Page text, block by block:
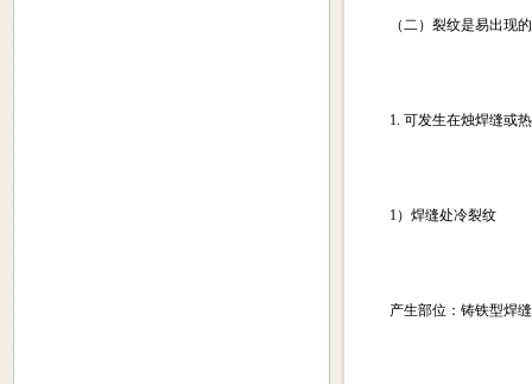
（二）裂纹是易出现的
1. 可发生在烛焊缝或热
1）焊缝处冷裂纹
产生部位：铸铁型焊缝